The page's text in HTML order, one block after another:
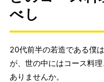
べし
20代前半の若造である僕
が、世の中にはコース料
ありませんか。